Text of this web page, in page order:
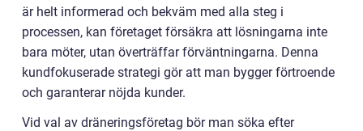
är helt informerad och bekväm med alla steg i
processen, kan företaget försäkra att lösningarna inte
bara möter, utan överträffar förväntningarna. Denna
kundfokuserade strategi gör att man bygger förtroende
och garanterar nöjda kunder.
Vid val av dräneringsföretag bör man söka efter